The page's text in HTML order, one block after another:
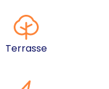
Terrasse